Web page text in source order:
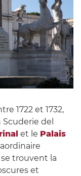
1722 et 1732,
del
et le Palais
trouvent la
et